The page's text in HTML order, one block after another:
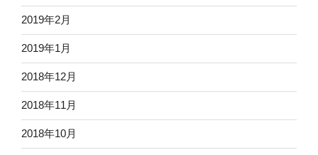
2019年2月
2019年1月
2018年12月
2018年11月
2018年10月